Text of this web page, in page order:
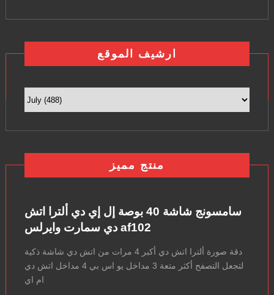
ارشيف الموقع
منتج مميز
سامسونج شاشة 40 بوصة إل إي دي ألترا اتش
دي سمارت وايرلس af102
دقة صورة ألترا اتش دي أكبر 4 مرات من اتش دي شاشة ذكية
لتجعل التصفح أكثر متعة 3 مداخل يو اس بي 4 مداخل اتش دي
ام اي